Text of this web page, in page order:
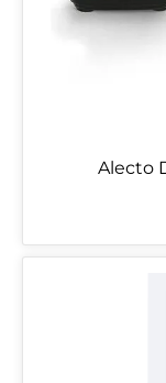
Alecto